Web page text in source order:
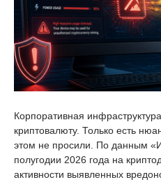
Корпоративная
криптовалюту. Только есть
этом не просили. По данным
полугодии 2026 года на
активности выявленных